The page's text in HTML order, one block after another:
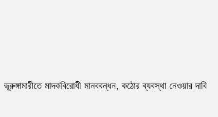
ভূরুঙ্গামারীতে মাদকবিরোধী মানববন্ধন, কঠোর ব্যবস্থা নেওয়ার দাবি